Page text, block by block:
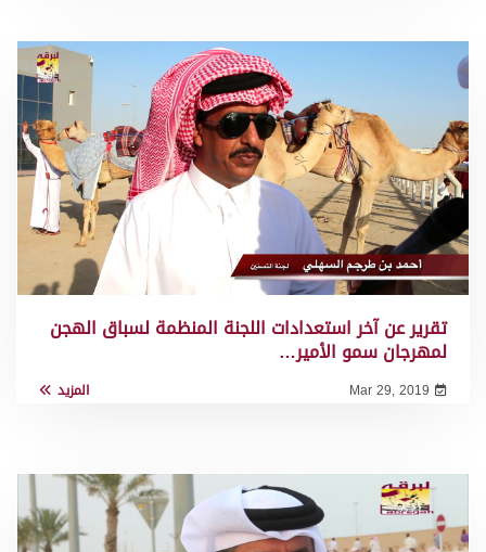
تقرير عن آخر استعدادات اللجنة المنظمة لسباق الهجن
لمهرجان سمو الأمير…
Mar 29, 2019 المزيد